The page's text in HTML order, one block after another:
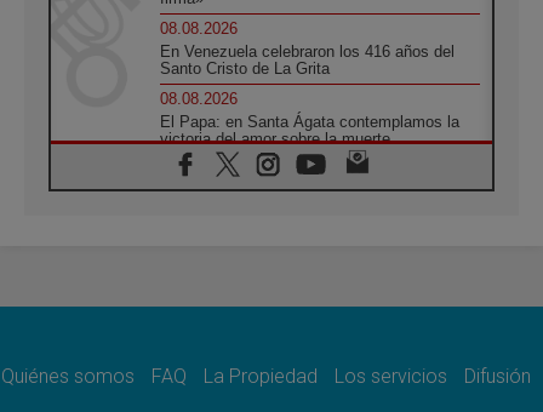
08.08.2026
En Venezuela celebraron los 416 años del
Santo Cristo de La Grita
08.08.2026
El Papa: en Santa Ágata contemplamos la
victoria del amor sobre la muerte
08.08.2026
León XIV visitará el Santuario de la Madre
07.08.2026
07.08.2026
Quiénes somos FAQ La Propiedad Los servicios
Difusión